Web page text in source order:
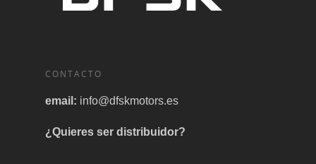
CONTACTO
email: info@dfskmotors.es
¿Quieres ser distribuidor?